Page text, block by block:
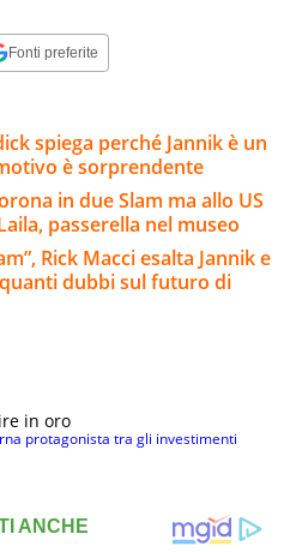
Fonti preferite
spiega perché Jannik è un
è sorprendente
in due Slam ma allo US
passerella nel museo
Rick Macci esalta Jannik e
quanti dubbi sul futuro di
in oro
protagonista tra gli investimenti